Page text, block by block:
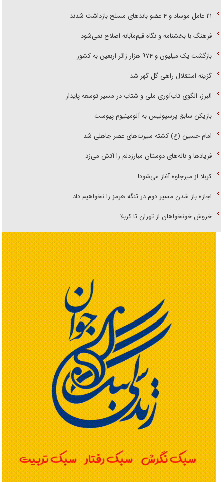
۲۱ عامل موساد و ۴ عضو باند‌های مسلح بازداشت شدند
فرهنگ با بخشنامه و نگاه قیم‌مآبانه اصلاح نمی‌شود
بازگشت یک میلیون و ۹۷۴ هزار زائر اربعین به کشور
گزینه استقلال راهی گل گهر شد
البرز، الگوی تاب‌آوری ملی و شتاب در مسیر توسعه پایدار
بازیکن سابق پرسپولیس به آلومینیوم پیوست
امام حسین (ع) کشته سیرت‌های عصر جاهلی شد
فریاد‌ها و ناله‌های دوستان مبارزدلم را آتش می‌زد
کربلا از میرجاوه آغاز می‌شود!
اجازه باز شدن مسیر دوم در تنگه هرمز را نخواهیم داد
خروش خونخواهان از تهران تا کربلا